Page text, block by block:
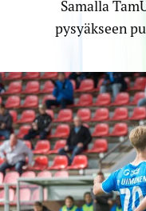
Samalla
pysyäkseen